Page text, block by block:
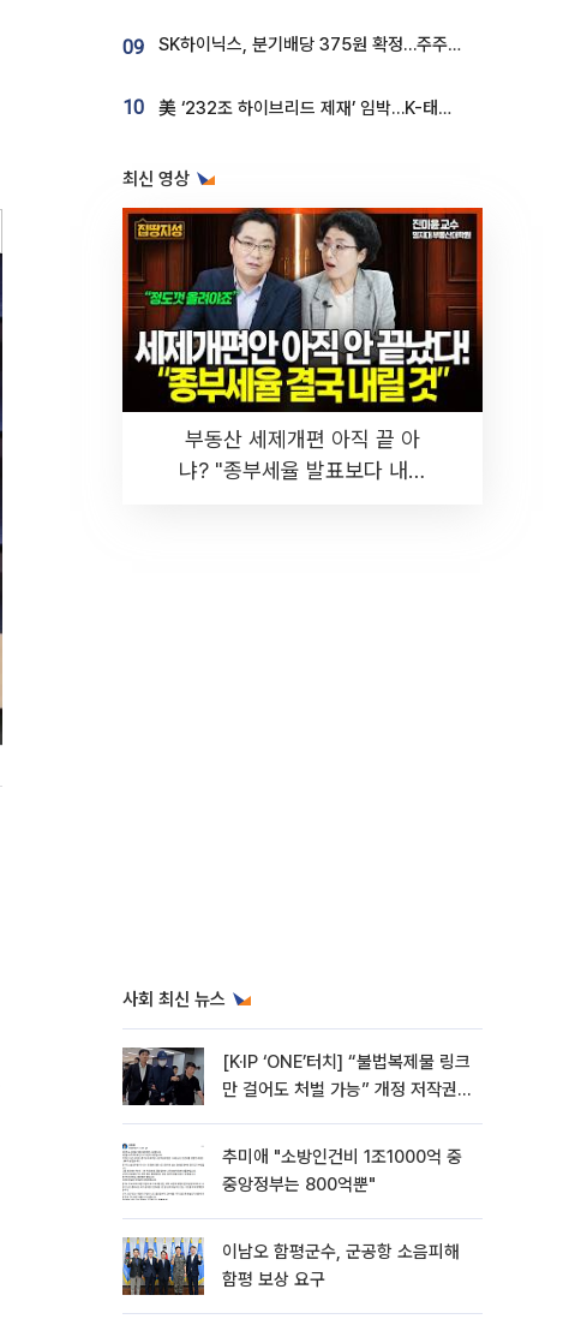
09 SK하이닉스, 분기배당 375원 확정…주주환원책 9월로 앞당겨 발표
10 美 ‘232조 하이브리드 제재’ 임박…K-태양광, 불확실성 털고 날개 다나
최신 영상
부동산 세제개편 아직 끝 아
냐? "종부세율 발표보다 내릴
사회 최신 뉴스
[K·IP ‘ONE’터치] “불법복제물 링크
만 걸어도 처벌 가능” 개정 저작권
추미애 "소방인건비 1조1000억 중
중앙정부는 800억뿐"
이남오 함평군수, 군공항 소음피해
함평 보상 요구